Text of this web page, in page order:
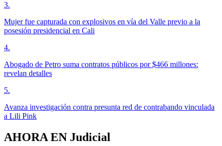
3.
Mujer fue capturada con explosivos en vía del Valle previo a la
posesión presidencial en Cali
4.
Abogado de Petro suma contratos públicos por $466 millones:
revelan detalles
5.
Avanza investigación contra presunta red de contrabando vinculada
a Lili Pink
AHORA EN Judicial